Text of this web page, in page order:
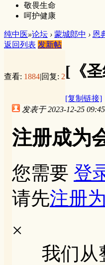
敬畏生命
呵护健康
纯中医»论坛 › 蒙城郎中 › 恩
返回列表 发新帖
查看: 1884|回复: 2[《
[复制链接]
发表于 2023-12-25 09:45
注册成为
您需要 登
请先注册
×
我们从